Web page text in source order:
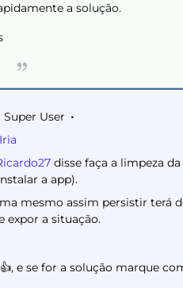
a solução.
Super User
disse faça a limpeza
a app).
mesmo assim persistir terá
expor a situação.
e se for a solução marque